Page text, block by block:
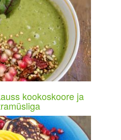
kookoskoore ja